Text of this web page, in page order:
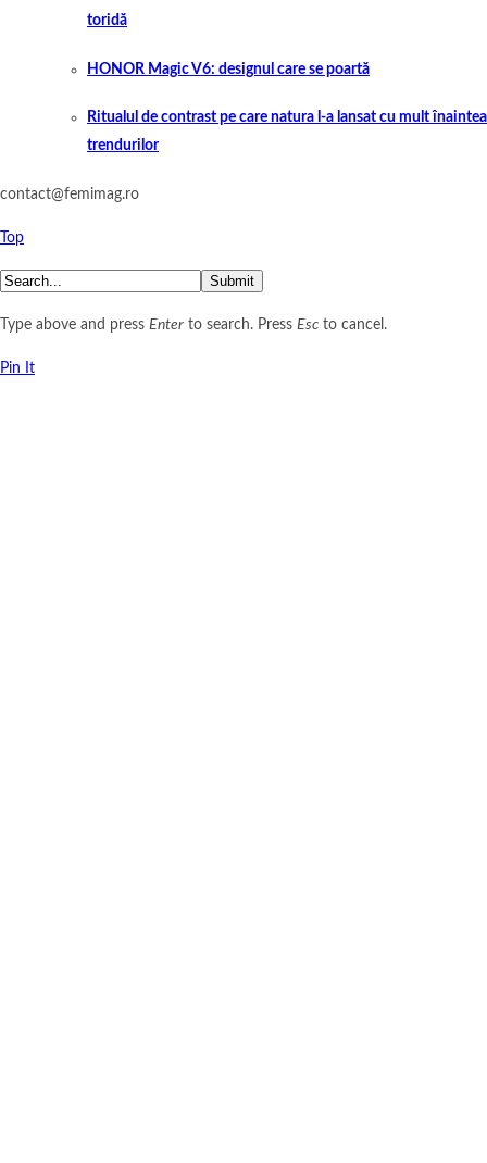
toridă
HONOR Magic V6: designul care se poartă
Ritualul de contrast pe care natura l-a lansat cu mult înaintea
trendurilor
contact@femimag.ro
Top
Submit
Type above and press Enter to search. Press Esc to cancel.
Pin It